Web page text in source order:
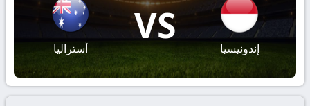
إندونيسيا
VS
أستراليا